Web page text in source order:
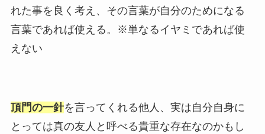
れた事を良く考え、その言葉が自分のためになる
言葉であれば使える。※単なるイヤミであれば使
えない
頂門の一針を言ってくれる他人、実は自分自身に
とっては真の友人と呼べる貴重な存在なのかもし